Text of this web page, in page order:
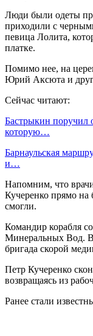
Люди были одеты
приходили с
певица Лолита,
платке.
Помимо нее, на
Юрий Аксюта и
Сейчас читают:
Бастрыкин поручил
которую…
Барнаульская
и…
Напомним, что
Кучеренко прямо на
смогли.
Командир корабля
Минеральных Вод. В
бригада скорой
Петр Кучеренко
возвращаясь из
Ранее стали